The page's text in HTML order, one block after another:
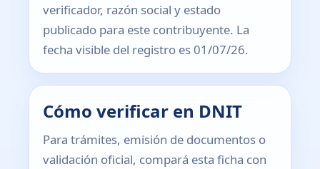
verificador, razón social y estado
publicado para este contribuyente. La
fecha visible del registro es 01/07/26.
Cómo verificar en DNIT
Para trámites, emisión de documentos o
validación oficial, compará esta ficha con